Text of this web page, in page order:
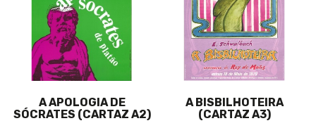
A APOLOGIA DE
SÓCRATES (CARTAZ A2)
A BISBILHOTEIRA
(CARTAZ A3)